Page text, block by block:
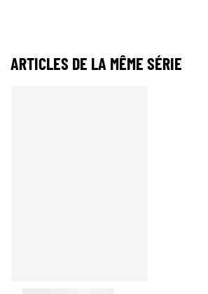
ARTICLES DE LA MÊME SÉRIE